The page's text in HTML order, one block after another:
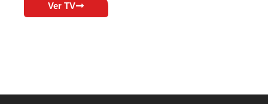
Ver TV